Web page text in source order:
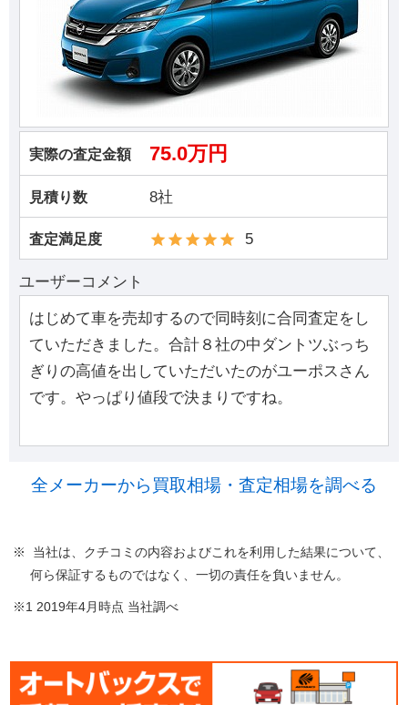
実際の査定金額 75.0万円
見積り数 8社
査定満足度 5
ユーザーコメント
はじめて車を売却するので同時刻に合同査定をし
ていただきました。合計８社の中ダントツぶっち
ぎりの高値を出していただいたのがユーポスさん
です。やっぱり値段で決まりですね。
全メーカーから買取相場・査定相場を調べる
※ 当社は、クチコミの内容およびこれを利用した結果について、
何ら保証するものではなく、一切の責任を負いません。
※1 2019年4月時点 当社調べ